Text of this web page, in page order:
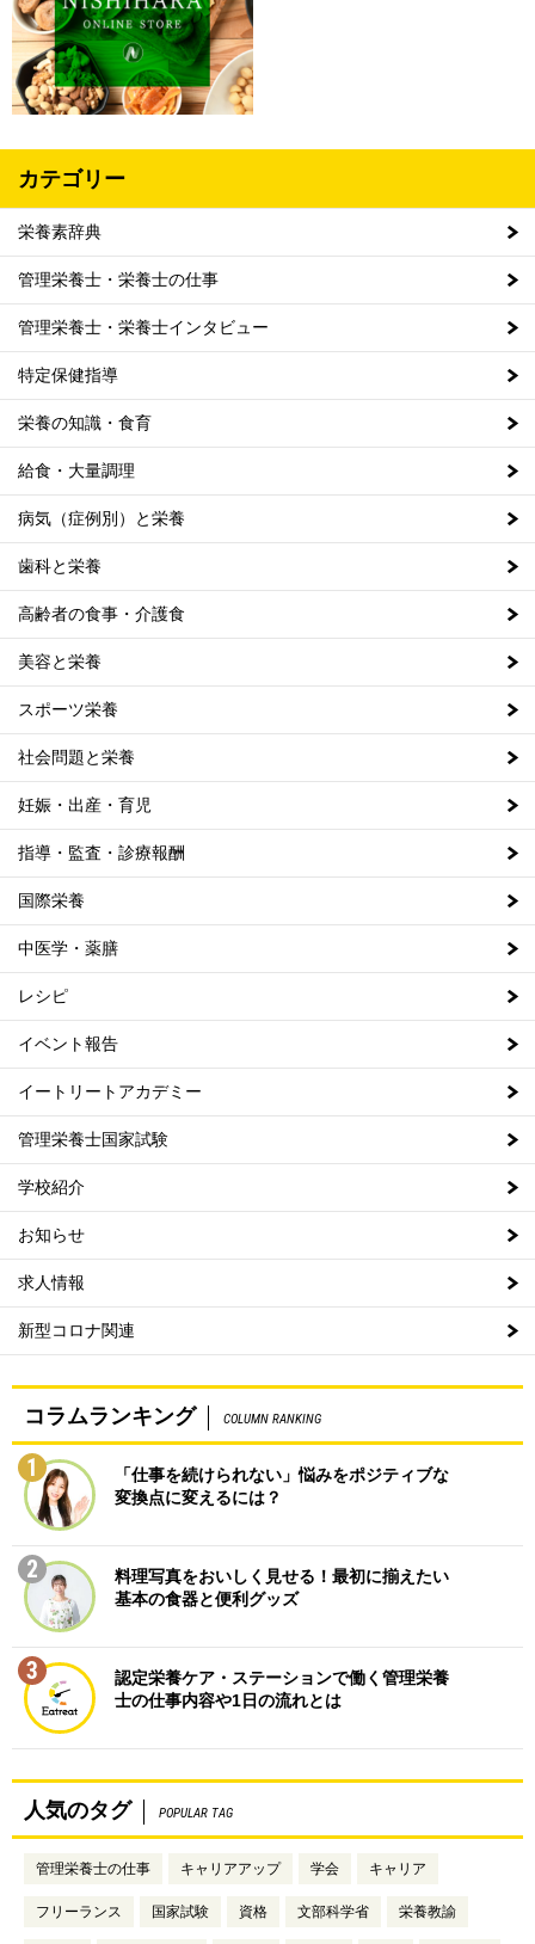
カテゴリー
栄養素辞典
管理栄養士・栄養士の仕事
管理栄養士・栄養士インタビュー
特定保健指導
栄養の知識・食育
給食・大量調理
病気（症例別）と栄養
歯科と栄養
高齢者の食事・介護食
美容と栄養
スポーツ栄養
社会問題と栄養
妊娠・出産・育児
指導・監査・診療報酬
国際栄養
中医学・薬膳
レシピ
イベント報告
イートリートアカデミー
管理栄養士国家試験
学校紹介
お知らせ
求人情報
新型コロナ関連
コラムランキング COLUMN RANKING
1
「仕事を続けられない」悩みをポジティブな
変換点に変えるには？
2
料理写真をおいしく見せる！最初に揃えたい
基本の食器と便利グッズ
3
認定栄養ケア・ステーションで働く管理栄養
士の仕事内容や1日の流れとは
人気のタグ POPULAR TAG
管理栄養士の仕事 キャリアアップ 学会 キャリア
フリーランス 国家試験 資格 文部科学省 栄養教諭